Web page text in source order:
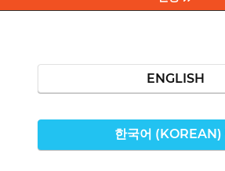
ENGLISH
한국어 (KOREAN)